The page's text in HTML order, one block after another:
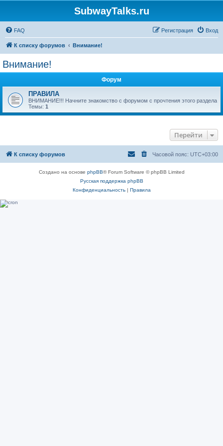
SubwayTalks.ru
FAQ Вход
Регистрация
К списку форумов Внимание!
Внимание!
Форум
ПРАВИЛА
ВНИМАНИЕ!!! Начните знакомство с форумом с прочтения этого раздела
Темы: 1
Перейти
К списку форумов Часовой пояс: UTC+03:00
Создано на основе phpBB® Forum Software © phpBB Limited
Русская поддержка phpBB
Конфиденциальность| Правила